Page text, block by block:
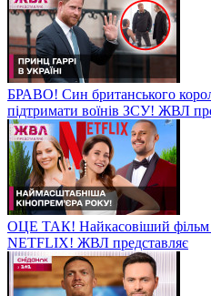
БРАВО! Син британського
підтримати воїнів ЗСУ! ЖВЛ
ОЦЕ ТАК! Найкасовіший
NETFLIX! ЖВЛ представляє